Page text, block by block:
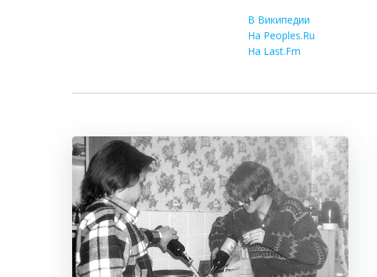
В Википедии
На Peoples.Ru
На Last.Fm